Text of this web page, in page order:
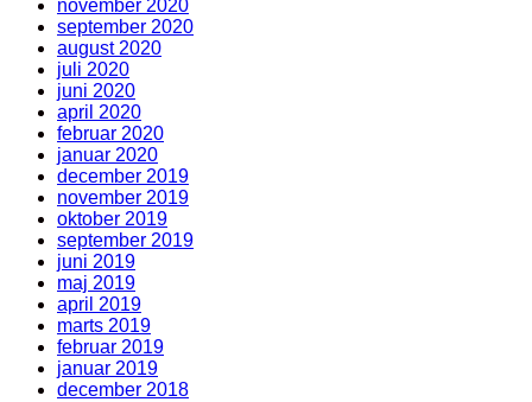
november 2020
september 2020
august 2020
juli 2020
juni 2020
april 2020
februar 2020
januar 2020
december 2019
november 2019
oktober 2019
september 2019
juni 2019
maj 2019
april 2019
marts 2019
februar 2019
januar 2019
december 2018